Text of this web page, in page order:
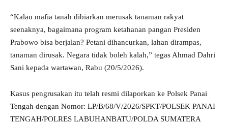
“Kalau mafia tanah dibiarkan merusak tanaman rakyat
seenaknya, bagaimana program ketahanan pangan Presiden
Prabowo bisa berjalan? Petani dihancurkan, lahan dirampas,
tanaman dirusak. Negara tidak boleh kalah,” tegas Ahmad Dahri
Sani kepada wartawan, Rabu (20/5/2026).
Kasus pengrusakan itu telah resmi dilaporkan ke Polsek Panai
Tengah dengan Nomor: LP/B/68/V/2026/SPKT/POLSEK PANAI
TENGAH/POLRES LABUHANBATU/POLDA SUMATERA